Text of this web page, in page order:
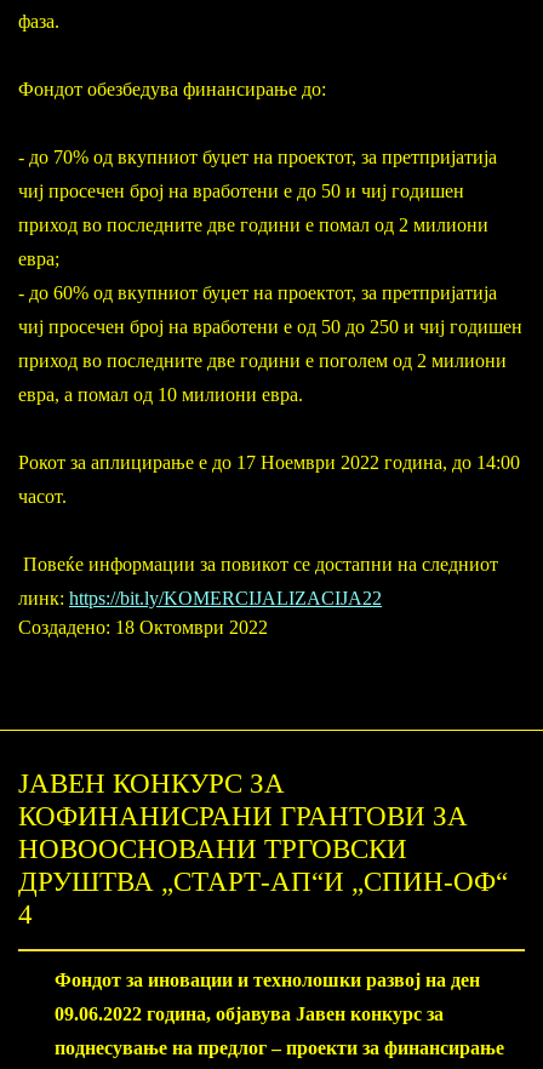
фаза.
Фондот обезбедува финансирање до:
- до 70% од вкупниот буџет на проектот, за претпријатија
чиј просечен број на вработени е до 50 и чиј годишен
приход во последните две години е помал од 2 милиони
евра;
- до 60% од вкупниот буџет на проектот, за претпријатија
чиј просечен број на вработени е од 50 до 250 и чиј годишен
приход во последните две години е поголем од 2 милиони
евра, а помал од 10 милиони евра.
Рокот за аплицирање е до 17 Ноември 2022 година, до 14:00
часот.
Повеќе информации за повикот се достапни на следниот
линк: https://bit.ly/KOMERCIJALIZACIJA22
Создадено: 18 Октомври 2022
ЈАВЕН КОНКУРС ЗА
КОФИНАНИСРАНИ ГРАНТОВИ ЗА
НОВООСНОВАНИ ТРГОВСКИ
ДРУШТВА „СТАРТ-АП“И „СПИН-ОФ“
4
Фондот за иновации и технолошки развој на ден
09.06.2022 година, објавува Јавен конкурс за
поднесување на предлог – проекти за финансирање